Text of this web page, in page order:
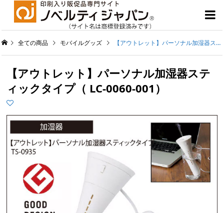

全ての商品 モバイルグッズ 【アウトレット】パーソナル加湿器スティックタイプ（ LC-0060-001）
【アウトレット】パーソナル加湿器ステ
ィックタイプ（ LC-0060-001）